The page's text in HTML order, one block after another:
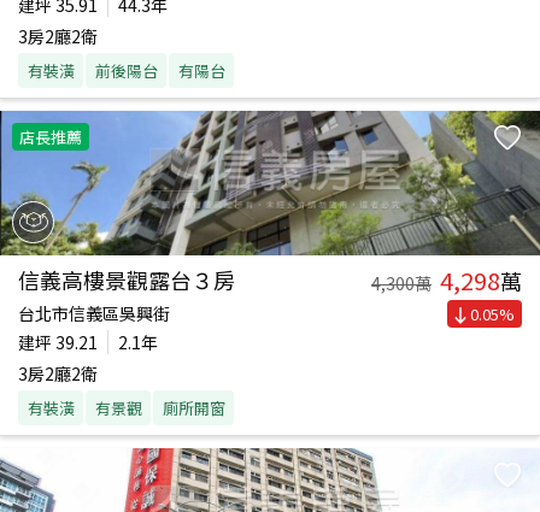
建坪 35.91
44.3年
3房2廳2衛
有裝潢 前後陽台 有陽台
店長推薦
信義高樓景觀露台３房 4,300萬 4,298萬
台北市信義區吳興街
建坪 39.21
2.1年
3房2廳2衛
有裝潢 有景觀 廁所開窗
0.05%